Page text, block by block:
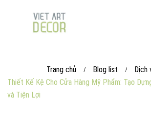
Trang chủ / Blog list / Dịch
Thiết Kế Kệ Cho Cửa Hàng Mỹ Phẩm: Tạo
và Tiện Lợi